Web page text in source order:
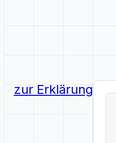
zur Erklärung